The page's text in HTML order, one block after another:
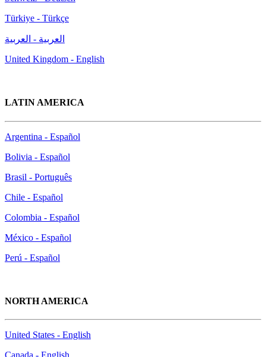
Schweiz - Deutsch
Türkiye - Türkçe
العربية - العربية
United Kingdom - English
Argentina - Español
Bolivia - Español
Brasil - Português
Chile - Español
Colombia - Español
México - Español
Perú - Español
United States - English